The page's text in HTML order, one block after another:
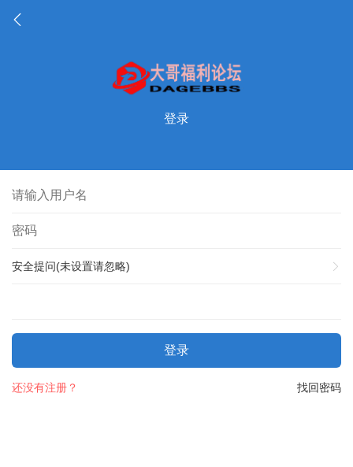
登录
安全提问(未设置请忽略)
登录
找回密码
还没有注册？